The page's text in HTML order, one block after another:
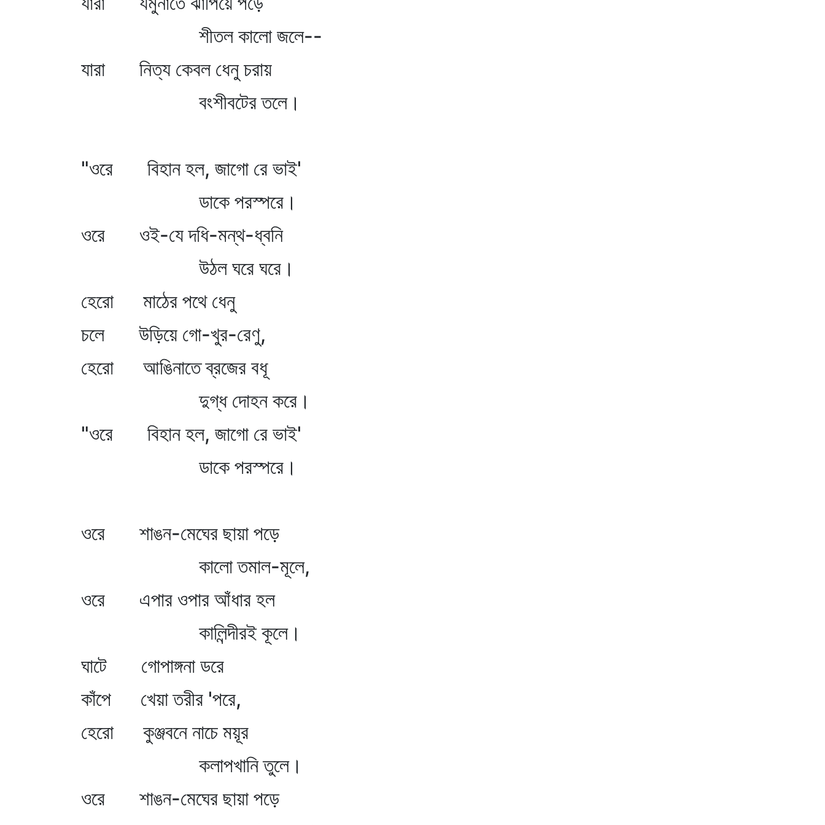
শীতল কালো জলে--
যারা নিত্য কেবল ধেনু চরায়
বংশীবটের তলে।
"ওরে বিহান হল, জাগো রে ভাই'
ডাকে পরস্পরে।
ওরে ওই-যে দধি-মন্থ-ধ্বনি
উঠল ঘরে ঘরে।
হেরো মাঠের পথে ধেনু
চলে উড়িয়ে গো-খুর-রেণু,
হেরো আঙিনাতে ব্রজের বধূ
দুগ্ধ দোহন করে।
"ওরে বিহান হল, জাগো রে ভাই'
ডাকে পরস্পরে।
ওরে শাঙন-মেঘের ছায়া পড়ে
কালো তমাল-মূলে,
ওরে এপার ওপার আঁধার হল
কালিন্দীরই কূলে।
ঘাটে গোপাঙ্গনা ডরে
কাঁপে খেয়া তরীর 'পরে,
হেরো কুঞ্জবনে নাচে ময়ূর
কলাপখানি তুলে।
ওরে শাঙন-মেঘের ছায়া পড়ে